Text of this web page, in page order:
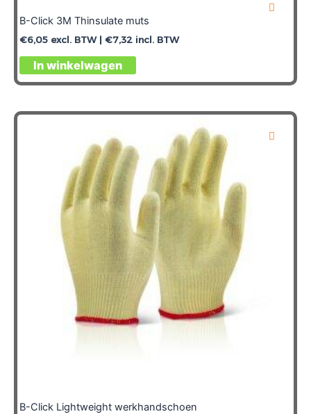
B-Click 3M Thinsulate muts
€6,05 excl. BTW | €7,32 incl. BTW
In winkelwagen
B-Click Lightweight werkhandschoen